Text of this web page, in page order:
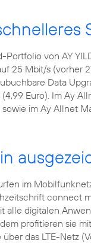
Portfolio von AY
25 Mbit/s (vorher
Data
(4,99 Euro). Im Ay
sowie im Ay Allnet
im
connect
alle digitalen
profitieren sie